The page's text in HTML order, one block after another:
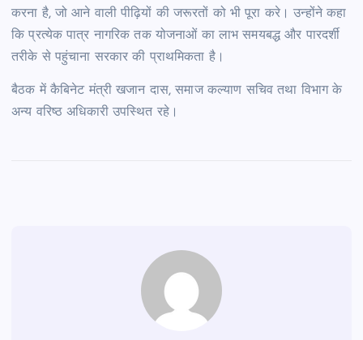
करना है, जो आने वाली पीढ़ियों की जरूरतों को भी पूरा करे। उन्होंने कहा
कि प्रत्येक पात्र नागरिक तक योजनाओं का लाभ समयबद्ध और पारदर्शी
तरीके से पहुंचाना सरकार की प्राथमिकता है।
बैठक में कैबिनेट मंत्री खजान दास, समाज कल्याण सचिव तथा विभाग के
अन्य वरिष्ठ अधिकारी उपस्थित रहे।